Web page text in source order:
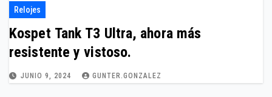
Relojes
Kospet Tank T3 Ultra, ahora más
resistente y vistoso.
JUNIO 9, 2024 GUNTER.GONZALEZ